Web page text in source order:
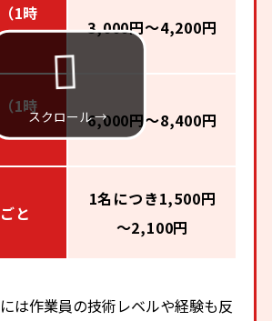
1時
3,000円～4,200円
1時
6,000円～8,400円
と
1名につき1,500円
～2,100円
は作業員の技術レベルや経験も反